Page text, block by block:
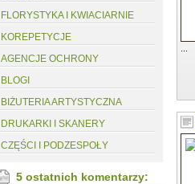
FLORYSTYKA I KWIACIARNIE
KOREPETYCJE
AGENCJE OCHRONY
BLOGI
BIŻUTERIA ARTYSTYCZNA
DRUKARKI I SKANERY
CZĘŚCI I PODZESPOŁY
5 ostatnich komentarzy: